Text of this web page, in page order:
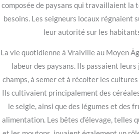
composée de paysans qui travaillaient la
besoins. Les seigneurs locaux régnaient
leur autorité sur les
La vie quotidienne à Vraiville au Moyen
labeur des paysans. Ils passaient
champs, à semer et à récolter les
Ils cultivaient principalement des
le seigle, ainsi que des légumes et des
alimentation. Les bêtes d’élevage, telles